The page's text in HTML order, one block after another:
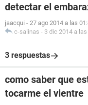
detectar el
jaacqui - 27 ago 2014 a las
c-salinas - 3 dic 2014 a
3 respuestas
como saber que
tocarme el vientre